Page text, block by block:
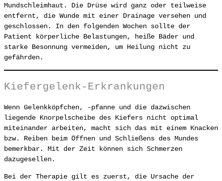
Mundschleimhaut. Die Drüse wird ganz oder teilweise
entfernt, die Wunde mit einer Drainage versehen und
geschlossen. In den folgenden Wochen sollte der
Patient körperliche Belastungen, heiße Bäder und
starke Besonnung vermeiden, um Heilung nicht zu
gefährden.
Kiefergelenk-Erkrankungen
Wenn Gelenkköpfchen, -pfanne und die dazwischen
liegende Knorpelscheibe des Kiefers nicht optimal
miteinander arbeiten, macht sich das mit einem Knacken
bzw. Reiben beim Öffnen und Schließens des Mundes
bemerkbar. Mit der Zeit können sich Schmerzen
dazugesellen.
Bei der Therapie gilt es zuerst, die Ursache der